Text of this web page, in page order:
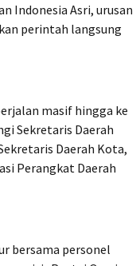
Indonesia Asri, urusan
perintah langsung
masif hingga ke
Sekretaris Daerah
Daerah Kota,
Perangkat Daerah
bersama personel